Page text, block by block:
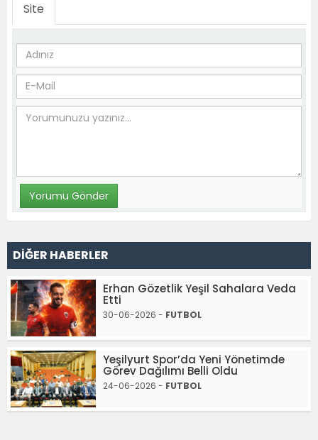
Site
DİĞER HABERLER
Erhan Gözetlik Yeşil Sahalara Veda
Etti
30-06-2026 - FUTBOL
Yeşilyurt Spor’da Yeni Yönetimde
Görev Dağılımı Belli Oldu
24-06-2026 - FUTBOL